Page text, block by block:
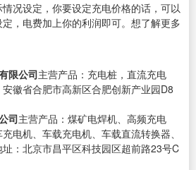
况设定，你要设定充电价格的话，可以
，电费加上你的利润即可。想了解更多
限公司主营产品：充电桩，直流充电
徽省合肥市高新区合肥创新产业园D8
司主营产品：煤矿电焊机、高频充电
电机、车载充电机、车载直流转换器、
：北京市昌平区科技园区超前路23号C